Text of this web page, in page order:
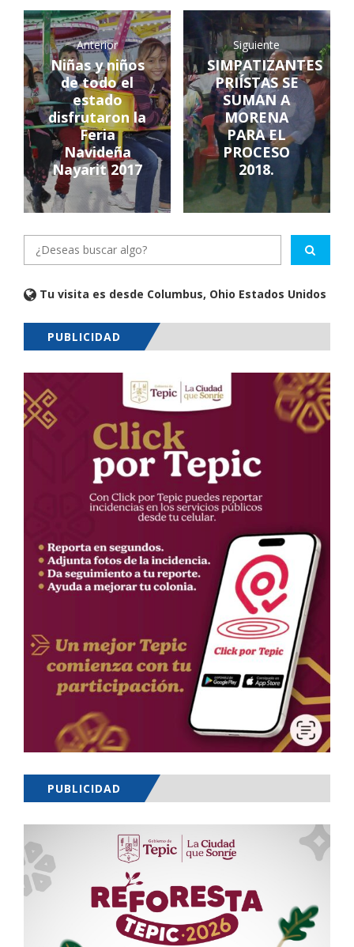
Anterior
Niñas y niños
de todo el
estado
disfrutaron la
Feria
Navideña
Nayarit 2017
Siguiente
SIMPATIZANTES
PRIÍSTAS SE
SUMAN A
MORENA
PARA EL
PROCESO
2018.
Tu visita es desde Columbus, Ohio Estados Unidos
PUBLICIDAD
PUBLICIDAD